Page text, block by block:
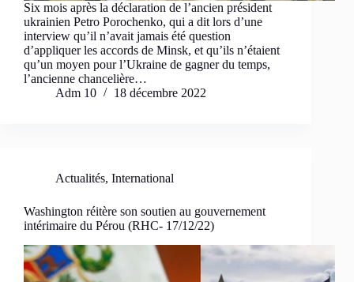
Six mois après la déclaration de l’ancien président
ukrainien Petro Porochenko, qui a dit lors d’une
interview qu’il n’avait jamais été question
d’appliquer les accords de Minsk, et qu’ils n’étaient
qu’un moyen pour l’Ukraine de gagner du temps,
l’ancienne chancelière…
Adm 10
18 décembre 2022
Actualités, International
Washington réitère son soutien au gouvernement
intérimaire du Pérou (RHC- 17/12/22)